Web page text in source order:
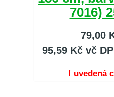
7016)
79,00
95,59 Kčvč
! uvedená